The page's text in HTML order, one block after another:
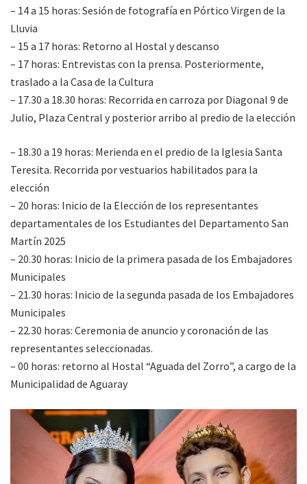
– 14 a 15 horas: Sesión de fotografía en Pórtico Virgen de la
Lluvia
– 15 a 17 horas: Retorno al Hostal y descanso
– 17 horas: Entrevistas con la prensa. Posteriormente,
traslado a la Casa de la Cultura
– 17.30 a 18.30 horas: Recorrida en carroza por Diagonal 9 de
Julio, Plaza Central y posterior arribo al predio de la elección
– 18.30 a 19 horas: Merienda en el predio de la Iglesia Santa
Teresita. Recorrida por vestuarios habilitados para la
elección
– 20 horas: Inicio de la Elección de los representantes
departamentales de los Estudiantes del Departamento San
Martín 2025
– 20.30 horas: Inicio de la primera pasada de los Embajadores
Municipales
– 21.30 horas: Inicio de la segunda pasada de los Embajadores
Municipales
– 22.30 horas: Ceremonia de anuncio y coronación de las
representantes seleccionadas.
– 00 horas: retorno al Hostal “Aguada del Zorro”, a cargo de la
Municipalidad de Aguaray